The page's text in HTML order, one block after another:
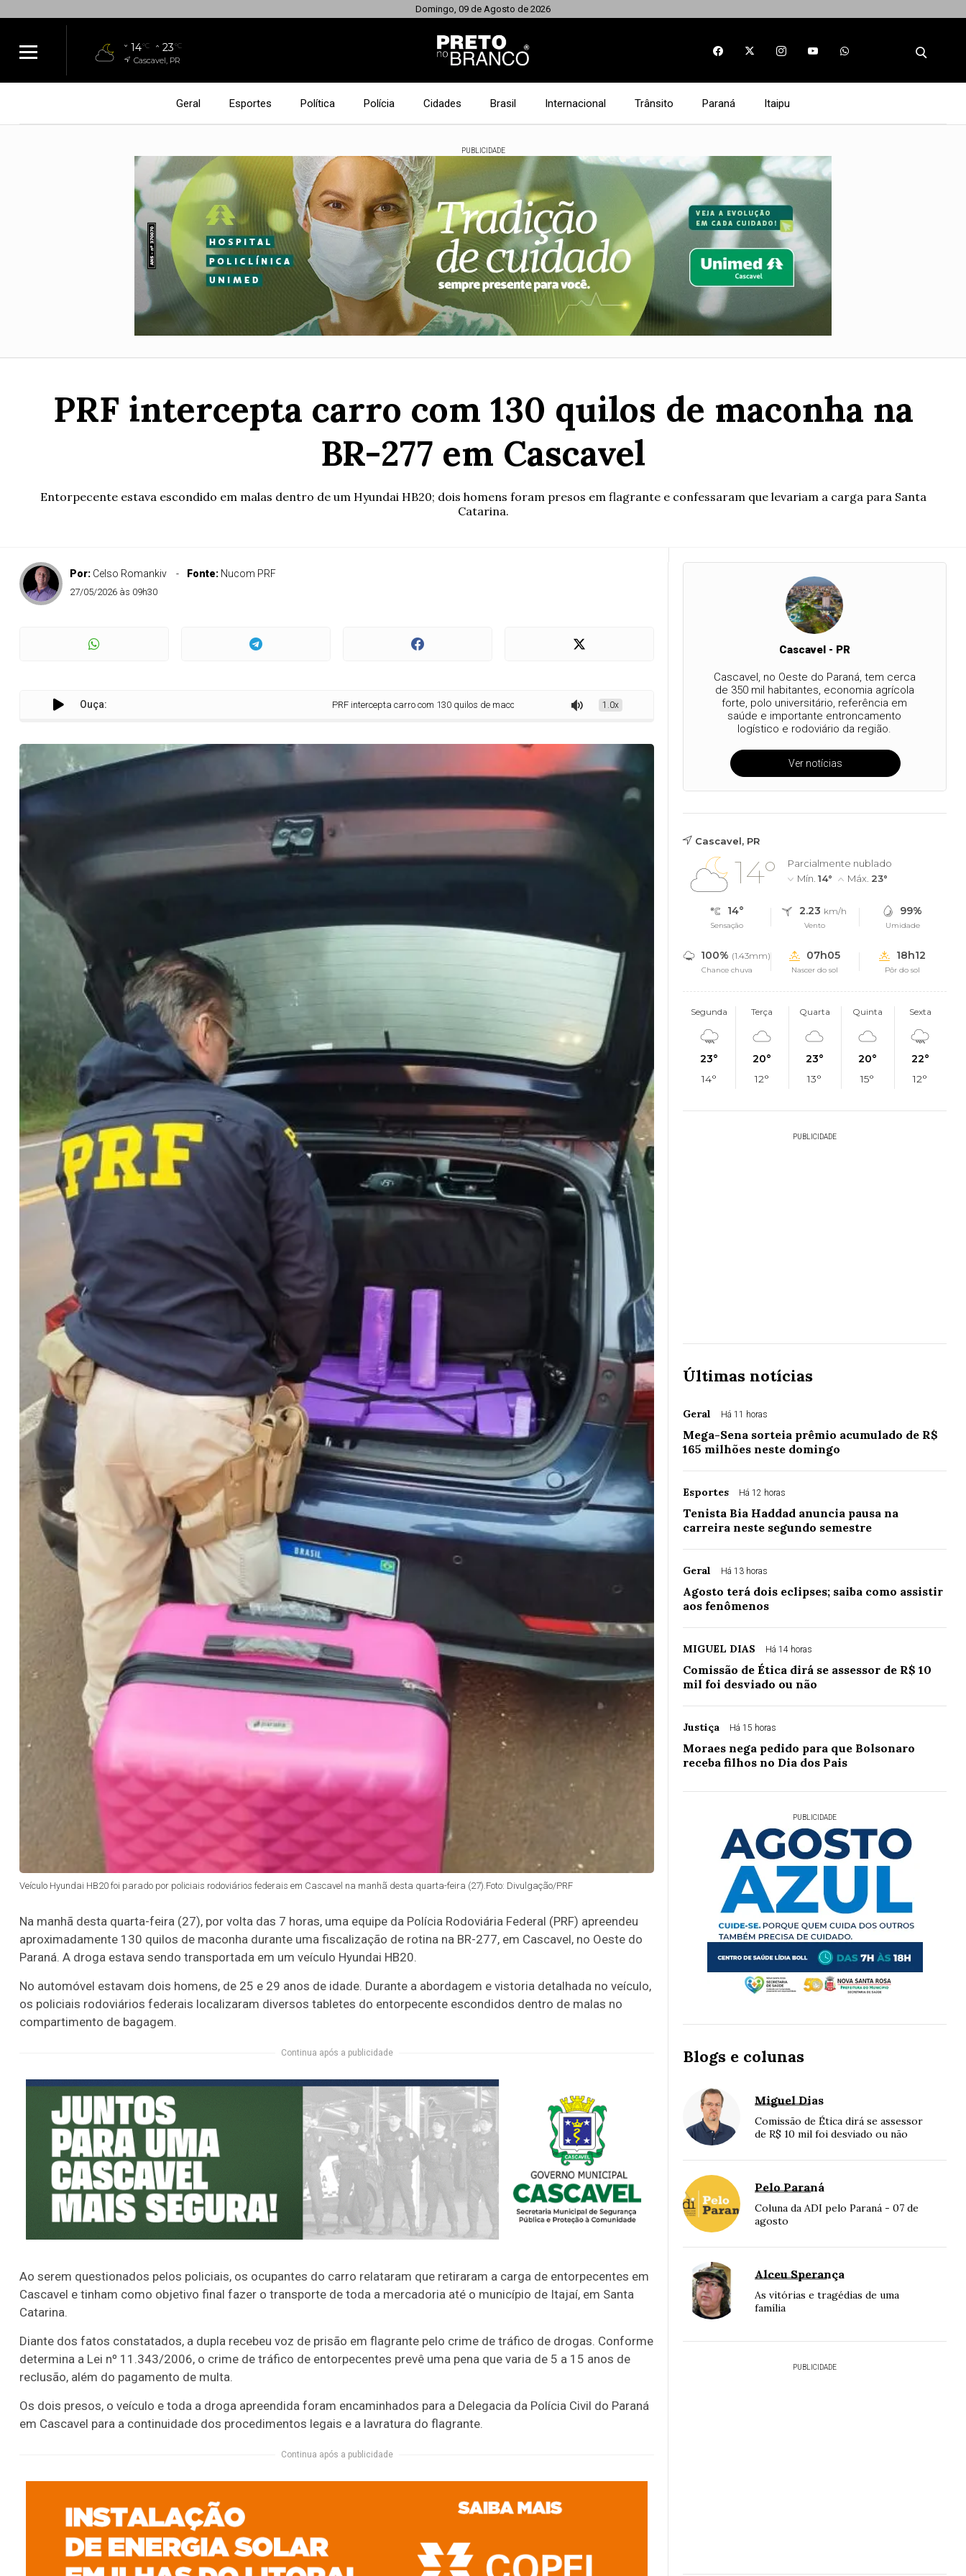
Domingo, 09 de Agosto de 2026
14°C 23°C
Cascavel, PR
Geral Esportes Política Polícia Cidades Brasil Internacional Trânsito Paraná Itaipu
PUBLICIDADE
PRF intercepta carro com 130 quilos de maconha na
BR-277 em Cascavel
Entorpecente estava escondido em malas dentro de um Hyundai HB20; dois homens foram presos em flagrante e confessaram que levariam a carga para Santa
Catarina.
Por: Celso Romankiv Fonte: Nucom PRF
27/05/2026 às 09h30
Ouça: PRF intercepta carro com 130 quilos de maconha na BR-277 em Cascavel 1.0x
Veículo Hyundai HB20 foi parado por policiais rodoviários federais em Cascavel na manhã desta quarta-feira (27).Foto: Divulgação/PRF
Na manhã desta quarta-feira (27), por volta das 7 horas, uma equipe da Polícia Rodoviária Federal (PRF) apreendeu
aproximadamente 130 quilos de maconha durante uma fiscalização de rotina na BR-277, em Cascavel, no Oeste do
Paraná. A droga estava sendo transportada em um veículo Hyundai HB20.
No automóvel estavam dois homens, de 25 e 29 anos de idade. Durante a abordagem e vistoria detalhada no veículo,
os policiais rodoviários federais localizaram diversos tabletes do entorpecente escondidos dentro de malas no
compartimento de bagagem.
Continua após a publicidade
Ao serem questionados pelos policiais, os ocupantes do carro relataram que retiraram a carga de entorpecentes em
Cascavel e tinham como objetivo final fazer o transporte de toda a mercadoria até o município de Itajaí, em Santa
Catarina.
Diante dos fatos constatados, a dupla recebeu voz de prisão em flagrante pelo crime de tráfico de drogas. Conforme
determina a Lei nº 11.343/2006, o crime de tráfico de entorpecentes prevê uma pena que varia de 5 a 15 anos de
reclusão, além do pagamento de multa.
Os dois presos, o veículo e toda a droga apreendida foram encaminhados para a Delegacia da Polícia Civil do Paraná
em Cascavel para a continuidade dos procedimentos legais e a lavratura do flagrante.
Continua após a publicidade
Cascavel - PR
Cascavel, no Oeste do Paraná, tem cerca
de 350 mil habitantes, economia agrícola
forte, polo universitário, referência em
saúde e importante entroncamento
logístico e rodoviário da região.
Ver notícias
Cascavel, PR
14°
Parcialmente nublado
Mín. 14° Máx. 23°
14°
Sensação
2.23 km/h
Vento
99%
Umidade
100% (1.43mm)
Chance chuva
07h05
Nascer do sol
18h12
Pôr do sol
Segunda
23°
14°
Terça
20°
12°
Quarta
23°
13°
Quinta
20°
15°
Sexta
22°
12°
PUBLICIDADE
Últimas notícias
Geral Há 11 horas
Mega-Sena sorteia prêmio acumulado de R$
165 milhões neste domingo
Esportes Há 12 horas
Tenista Bia Haddad anuncia pausa na
carreira neste segundo semestre
Geral Há 13 horas
Agosto terá dois eclipses; saiba como assistir
aos fenômenos
MIGUEL DIAS Há 14 horas
Comissão de Ética dirá se assessor de R$ 10
mil foi desviado ou não
Justiça Há 15 horas
Moraes nega pedido para que Bolsonaro
receba filhos no Dia dos Pais
PUBLICIDADE
Blogs e colunas
Miguel Dias
Comissão de Ética dirá se assessor
de R$ 10 mil foi desviado ou não
Pelo Paraná
Coluna da ADI pelo Paraná - 07 de
agosto
Alceu Sperança
As vitórias e tragédias de uma
família
PUBLICIDADE